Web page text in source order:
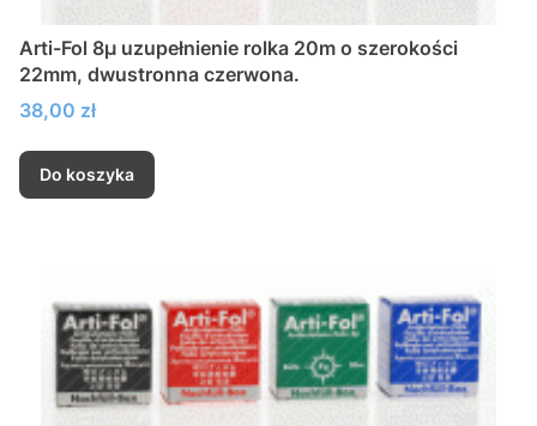
Arti-Fol 8µ uzupełnienie rolka 20m o szerokości
22mm, dwustronna czerwona.
Cena
38,00 zł
Do koszyka